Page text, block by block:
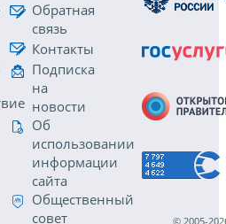
Обратная
связь
Контакты
Подписка
на
новости
Об
использовании
информации
сайта
Общественный
совет
© 2005-